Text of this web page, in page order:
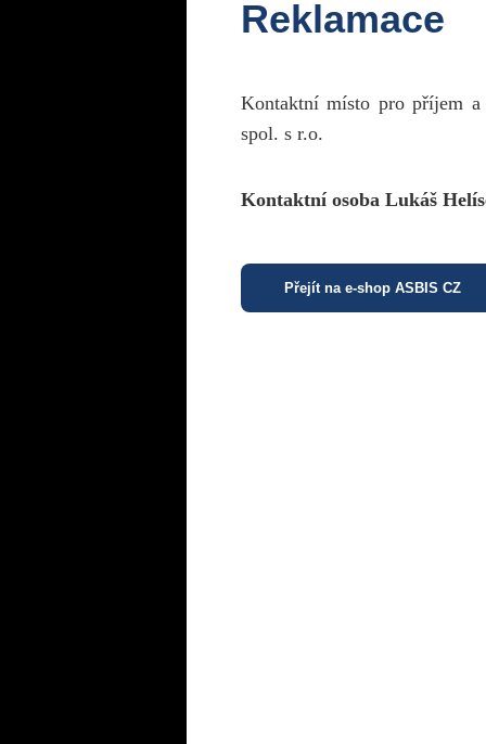
Reklamace
Kontaktní místo pro příjem
spol. s r.o.
Kontaktní osoba Lukáš
Přejít na e-shop ASBIS CZ